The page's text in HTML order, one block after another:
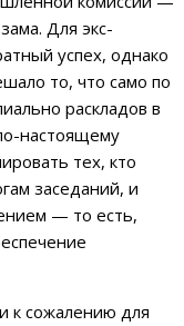
Для экс-
успех, однако
то, что само по
раскладов в
настоящему
тех, кто
заседаний, и
— то есть,
к сожалению для